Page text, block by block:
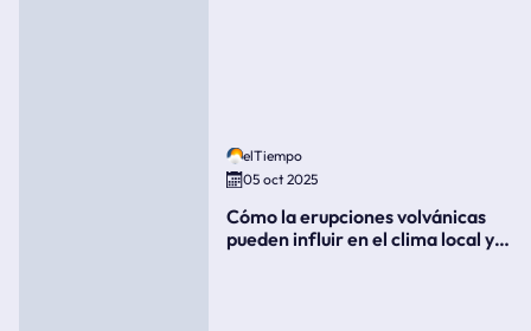
elTiempo
05 oct 2025
Cómo la erupciones volvánicas
pueden influir en el clima local y